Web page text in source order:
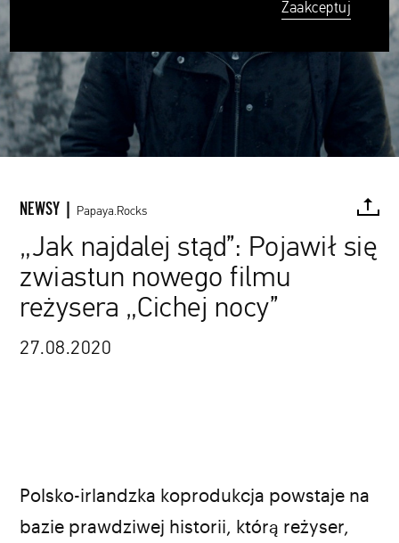
NEWSY | Papaya.Rocks
„Jak najdalej stąd”: Pojawił się
zwiastun nowego filmu
reżysera „Cichej nocy”
27.08.2020
źródło: materiały promocyjne
FACEBOOK TWITTER PINTEREST
Polsko-irlandzka koprodukcja powstaje na
bazie prawdziwej historii, którą reżyser,
Zaakceptuj